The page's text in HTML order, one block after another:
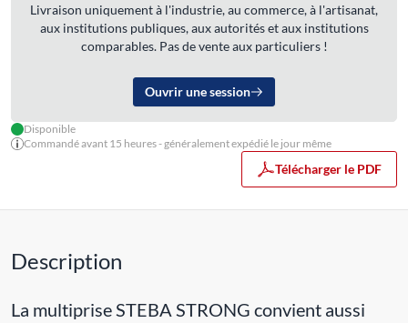
Livraison uniquement à l'industrie, au commerce, à l'artisanat,
aux institutions publiques, aux autorités et aux institutions
comparables. Pas de vente aux particuliers !
Ouvrir une session
Disponible
Commandé avant 15 heures - généralement expédié le jour même
Télécharger le PDF
Description
La multiprise STEBA STRONG convient aussi